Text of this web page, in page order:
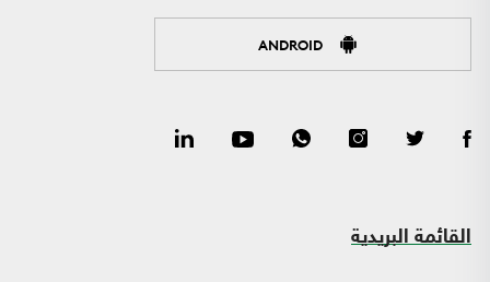
ANDROID
القائمة البريدية